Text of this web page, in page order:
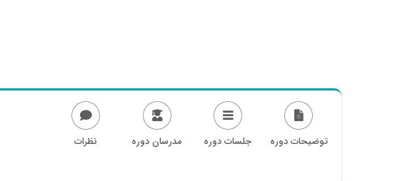
توضیحات دوره جلسات دوره مدرسان دوره نظرات